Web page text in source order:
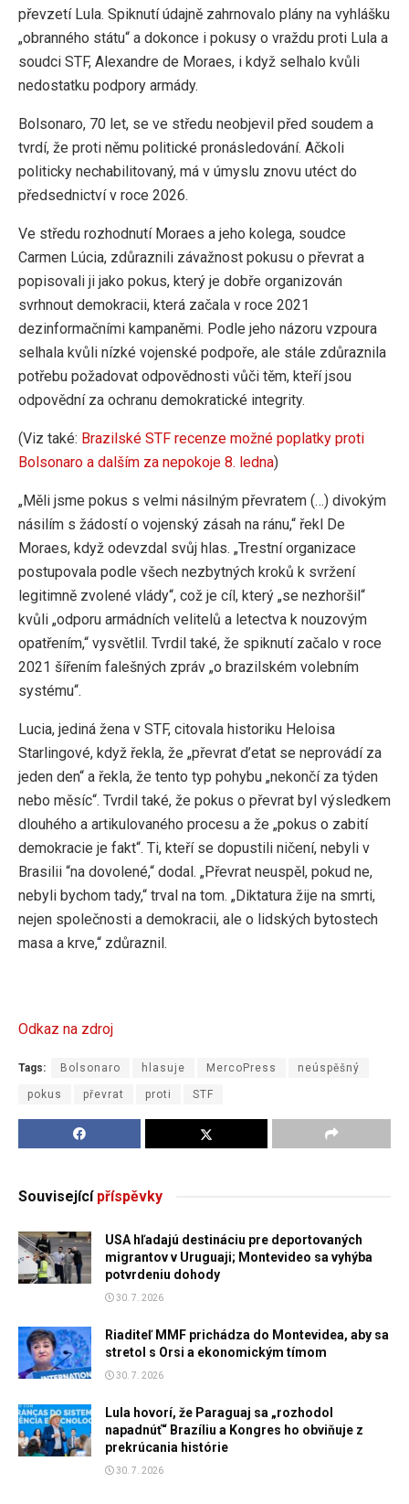
převzetí Lula. Spiknutí údajně zahrnovalo plány na vyhlášku
„obranného státu“ a dokonce i pokusy o vraždu proti Lula a
soudci STF, Alexandre de Moraes, i když selhalo kvůli
nedostatku podpory armády.
Bolsonaro, 70 let, se ve středu neobjevil před soudem a
tvrdí, že proti němu politické pronásledování. Ačkoli
politicky nechabilitovaný, má v úmyslu znovu utéct do
předsednictví v roce 2026.
Ve středu rozhodnutí Moraes a jeho kolega, soudce
Carmen Lúcia, zdůraznili závažnost pokusu o převrat a
popisovali ji jako pokus, který je dobře organizován
svrhnout demokracii, která začala v roce 2021
dezinformačními kampaněmi. Podle jeho názoru vzpoura
selhala kvůli nízké vojenské podpoře, ale stále zdůraznila
potřebu požadovat odpovědnosti vůči těm, kteří jsou
odpovědní za ochranu demokratické integrity.
(Viz také: Brazilské STF recenze možné poplatky proti
Bolsonaro a dalším za nepokoje 8. ledna)
„Měli jsme pokus s velmi násilným převratem (…) divokým
násilím s žádostí o vojenský zásah na ránu,“ řekl De
Moraes, když odevzdal svůj hlas. „Trestní organizace
postupovala podle všech nezbytných kroků k svržení
legitimně zvolené vlády“, což je cíl, který „se nezhoršil“
kvůli „odporu armádních velitelů a letectva k nouzovým
opatřením,“ vysvětlil. Tvrdil také, že spiknutí začalo v roce
2021 šířením falešných zpráv „o brazilském volebním
systému“.
Lucia, jediná žena v STF, citovala historiku Heloisa
Starlingové, když řekla, že „převrat d’etat se neprovádí za
jeden den“ a řekla, že tento typ pohybu „nekončí za týden
nebo měsíc“. Tvrdil také, že pokus o převrat byl výsledkem
dlouhého a artikulovaného procesu a že „pokus o zabití
demokracie je fakt“. Ti, kteří se dopustili ničení, nebyli v
Brasilii “na dovolené,“ dodal. „Převrat neuspěl, pokud ne,
nebyli bychom tady,“ trval na tom. „Diktatura žije na smrti,
nejen společnosti a demokracii, ale o lidských bytostech
masa a krve,“ zdůraznil.
Odkaz na zdroj
Tags: Bolsonaro hlasuje MercoPress neúspěšný
pokus převrat proti STF
Souvisejícípříspěvky
USA hľadajú destináciu pre deportovaných
migrantov v Uruguaji; Montevideo sa vyhýba
potvrdeniu dohody
30. 7. 2026
Riaditeľ MMF prichádza do Montevidea, aby sa
stretol s Orsi a ekonomickým tímom
30. 7. 2026
Lula hovorí, že Paraguaj sa „rozhodol
napadnúť“ Brazíliu a Kongres ho obviňuje z
prekrúcania histórie
30. 7. 2026